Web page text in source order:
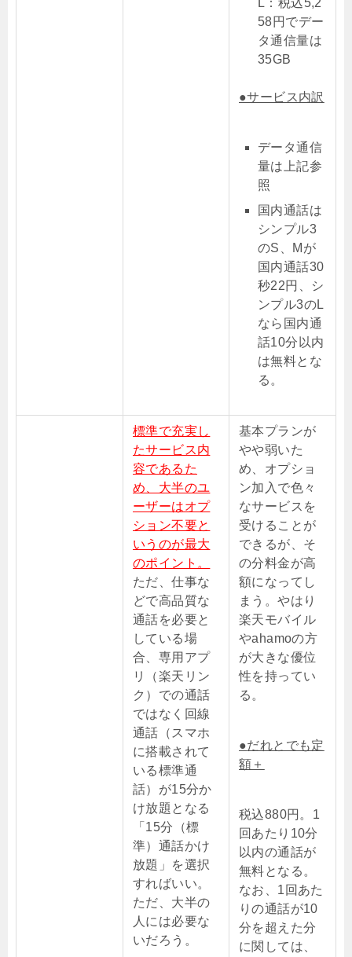
58円でデー
タ通信量は
35GB
●サービス内訳
データ通信
量は上記参
照
国内通話は
シンプル3
のS、Mが
国内通話30
秒22円、シ
ンプル3のL
なら国内通
話10分以内
は無料とな
る。
標準で充実し
たサービス内
容であるた
め、大半のユ
ーザーはオプ
ション不要と
いうのが最大
のポイント。
ただ、仕事な
どで高品質な
通話を必要と
している場
合、専用アプ
リ（楽天リン
ク）での通話
ではなく回線
通話（スマホ
に搭載されて
いる標準通
話）が15分か
け放題となる
「15分（標
準）通話かけ
放題」を選択
すればいい。
ただ、大半の
人には必要な
いだろう。
基本プランが
やや弱いた
め、オプショ
ン加入で色々
なサービスを
受けることが
できるが、そ
の分料金が高
額になってし
まう。やはり
楽天モバイル
やahamoの方
が大きな優位
性を持ってい
る。
●だれとでも定
額＋
税込880円。 1
回あたり10分
以内の通話が
無料となる。
なお、 1回あた
りの通話が10
分を超えた分
に関しては、